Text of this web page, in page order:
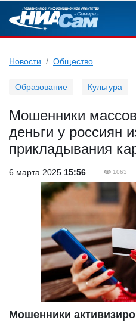
Новости Общество
Образование Культура
Мошенники
деньги у россиян
прикладывания
6 марта 2025 15:56 1063
Мошенники